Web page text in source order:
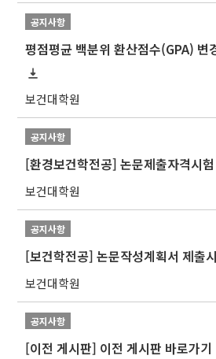
공지사항
평점평균 백분위 환산점수(GPA) 변
보건대학원
공지사항
[환경보건학전공] 논문제출자격시
보건대학원
공지사항
[보건학전공] 논문작성계획서 제출
보건대학원
공지사항
[이전 게시판] 이전 게시판 바로가기